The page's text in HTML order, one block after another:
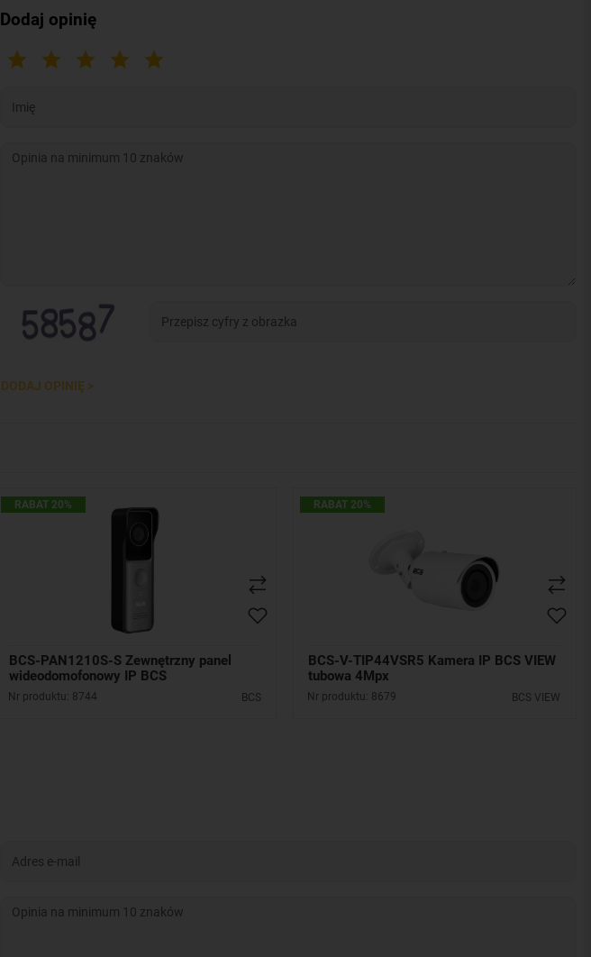
Dodaj opinię
DODAJ OPINIĘ >
RABAT 20%
BCS-PAN1210S-S Zewnętrzny panel
wideodomofonowy IP BCS
Nr produktu: 8744 BCS
RABAT 20%
BCS-V-TIP44VSR5 Kamera IP BCS VIEW
tubowa 4Mpx
Nr produktu: 8679 BCS VIEW